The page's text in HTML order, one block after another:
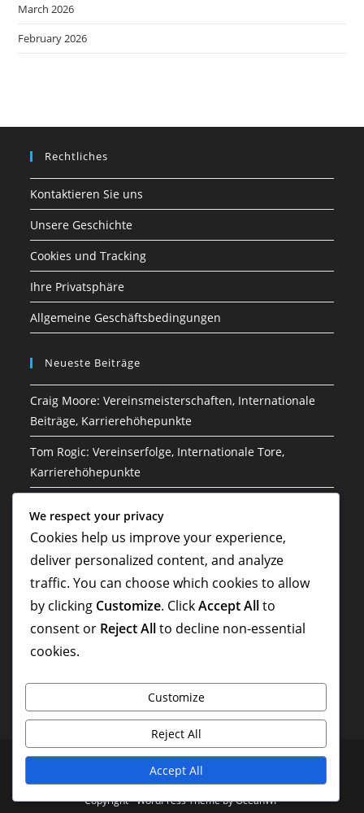
March 2026
February 2026
Rechtliches
Kontaktieren Sie uns
Unsere Geschichte
Cookies und Tracking
Ihre Privatsphäre
Allgemeine Geschäftsbedingungen
Neueste Beiträge
Craig Moore: Vereinsmeisterschaften, Internationale
Beiträge, Karrierehöhepunkte
Tom Rogic: Vereinserfolge, Internationale Tore,
Karrierehöhepunkte
Karriere-Highlights
Sam Kerr: Einfluss auf die Frauen-Nationalmannschaft,
Internationale Tore, Vermächtnis
Sam Kerr: Torrekorde, Vereinserfolge,
Karrierehöhepunkte
Kontaktieren Sie uns Unsere Geschichte
Cookies und Tracking
Allgemeine Geschäftsbedingungen
Copyright - WordPress Theme by OceanWP
We respect your privacy
Cookies help us improve your experience,
deliver personalized content, and analyze
traffic. You can choose which cookies to allow
by clicking Customize. ClickAccept Allto
consent or Reject Allto decline non-essential
cookies.
Customize
Reject All
Accept All